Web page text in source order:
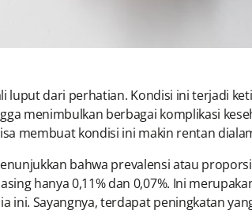
luput dari perhatian. Kondisi ini terjadi
menimbulkan berbagai komplikasi
membuat kondisi ini makin rentan
bahwa prevalensi atau
hanya 0,11% dan 0,07%. Ini
ini. Sayangnya, terdapat peningkatan